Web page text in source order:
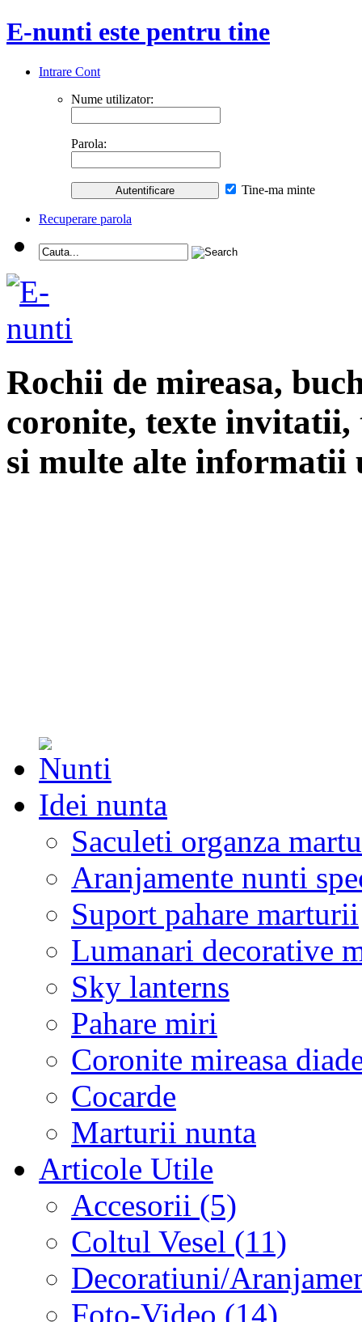
E-nunti este pentru tine
Intrare Cont
Nume utilizator:
Parola:
Tine-ma minte
Recuperare parola
Rochii de mireasa,
coronite, texte
si multe alte informatii
Idei nunta
Saculeti organza
Aranjamente nunti
Suport pahare marturii
Lumanari decorative
Sky lanterns
Pahare miri
Coronite mireasa
Cocarde
Marturii nunta
Articole Utile
Accesorii (5)
Coltul Vesel (11)
Decoratiuni/
Foto-Video (14)